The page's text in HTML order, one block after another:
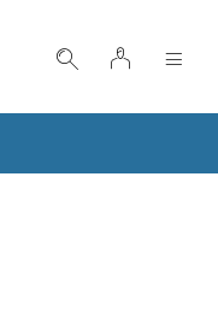
SucheLogin